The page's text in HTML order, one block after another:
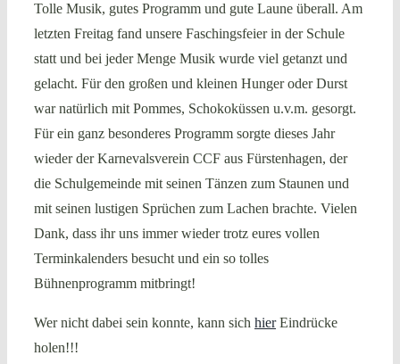
Tolle Musik, gutes Programm und gute Laune überall. Am
letzten Freitag fand unsere Faschingsfeier in der Schule
statt und bei jeder Menge Musik wurde viel getanzt und
gelacht. Für den großen und kleinen Hunger oder Durst
war natürlich mit Pommes, Schokoküssen u.v.m. gesorgt.
Für ein ganz besonderes Programm sorgte dieses Jahr
wieder der Karnevalsverein CCF aus Fürstenhagen, der
die Schulgemeinde mit seinen Tänzen zum Staunen und
mit seinen lustigen Sprüchen zum Lachen brachte. Vielen
Dank, dass ihr uns immer wieder trotz eures vollen
Terminkalenders besucht und ein so tolles
Bühnenprogramm mitbringt!
Wer nicht dabei sein konnte, kann sich hierEindrücke
holen!!!